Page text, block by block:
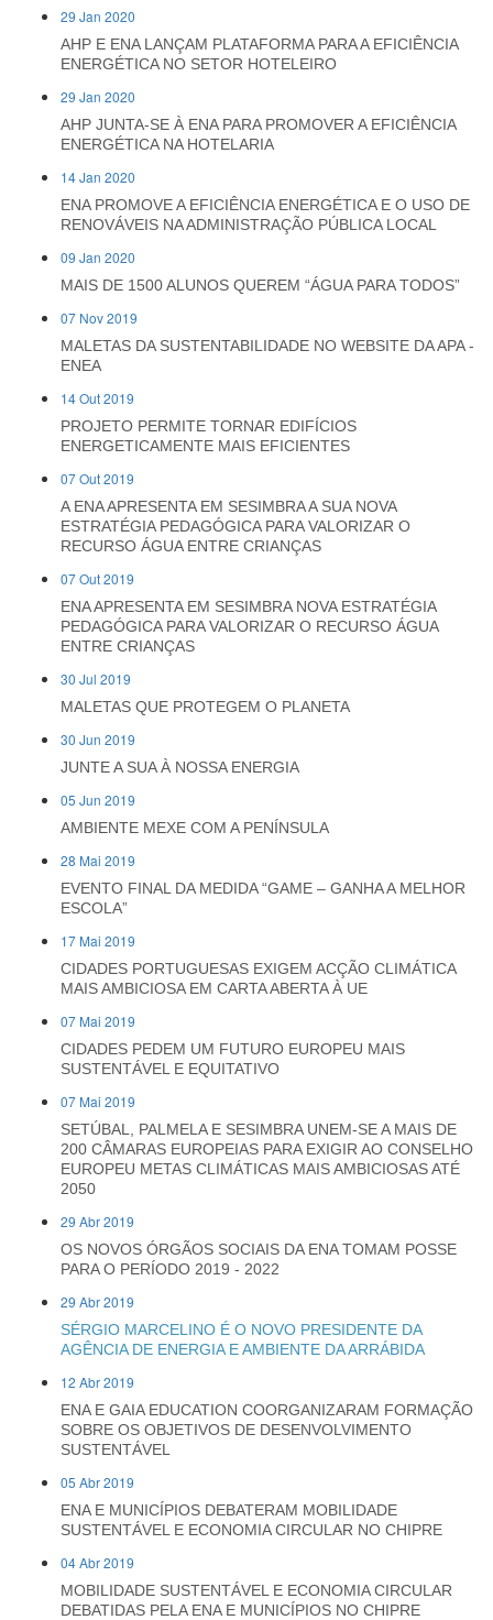
29 Jan 2020
AHP E ENA LANÇAM PLATAFORMA PARA A EFICIÊNCIA
ENERGÉTICA NO SETOR HOTELEIRO
29 Jan 2020
AHP JUNTA-SE À ENA PARA PROMOVER A EFICIÊNCIA
ENERGÉTICA NA HOTELARIA
14 Jan 2020
ENA PROMOVE A EFICIÊNCIA ENERGÉTICA E O USO DE
RENOVÁVEIS NA ADMINISTRAÇÃO PÚBLICA LOCAL
09 Jan 2020
MAIS DE 1500 ALUNOS QUEREM “ÁGUA PARA TODOS”
07 Nov 2019
MALETAS DA SUSTENTABILIDADE NO WEBSITE DA APA -
ENEA
14 Out 2019
PROJETO PERMITE TORNAR EDIFÍCIOS
ENERGETICAMENTE MAIS EFICIENTES
07 Out 2019
A ENA APRESENTA EM SESIMBRA A SUA NOVA
ESTRATÉGIA PEDAGÓGICA PARA VALORIZAR O
RECURSO ÁGUA ENTRE CRIANÇAS
07 Out 2019
ENA APRESENTA EM SESIMBRA NOVA ESTRATÉGIA
PEDAGÓGICA PARA VALORIZAR O RECURSO ÁGUA
ENTRE CRIANÇAS
30 Jul 2019
MALETAS QUE PROTEGEM O PLANETA
30 Jun 2019
JUNTE A SUA À NOSSA ENERGIA
05 Jun 2019
AMBIENTE MEXE COM A PENÍNSULA
28 Mai 2019
EVENTO FINAL DA MEDIDA “GAME – GANHA A MELHOR
ESCOLA”
17 Mai 2019
CIDADES PORTUGUESAS EXIGEM ACÇÃO CLIMÁTICA
MAIS AMBICIOSA EM CARTA ABERTA À UE
07 Mai 2019
CIDADES PEDEM UM FUTURO EUROPEU MAIS
SUSTENTÁVEL E EQUITATIVO
07 Mai 2019
SETÚBAL, PALMELA E SESIMBRA UNEM-SE A MAIS DE
200 CÂMARAS EUROPEIAS PARA EXIGIR AO CONSELHO
EUROPEU METAS CLIMÁTICAS MAIS AMBICIOSAS ATÉ
2050
29 Abr 2019
OS NOVOS ÓRGÃOS SOCIAIS DA ENA TOMAM POSSE
PARA O PERÍODO 2019 - 2022
29 Abr 2019
SÉRGIO MARCELINO É O NOVO PRESIDENTE DA
AGÊNCIA DE ENERGIA E AMBIENTE DA ARRÁBIDA
12 Abr 2019
ENA E GAIA EDUCATION COORGANIZARAM FORMAÇÃO
SOBRE OS OBJETIVOS DE DESENVOLVIMENTO
SUSTENTÁVEL
05 Abr 2019
ENA E MUNICÍPIOS DEBATERAM MOBILIDADE
SUSTENTÁVEL E ECONOMIA CIRCULAR NO CHIPRE
04 Abr 2019
MOBILIDADE SUSTENTÁVEL E ECONOMIA CIRCULAR
DEBATIDAS PELA ENA E MUNICÍPIOS NO CHIPRE